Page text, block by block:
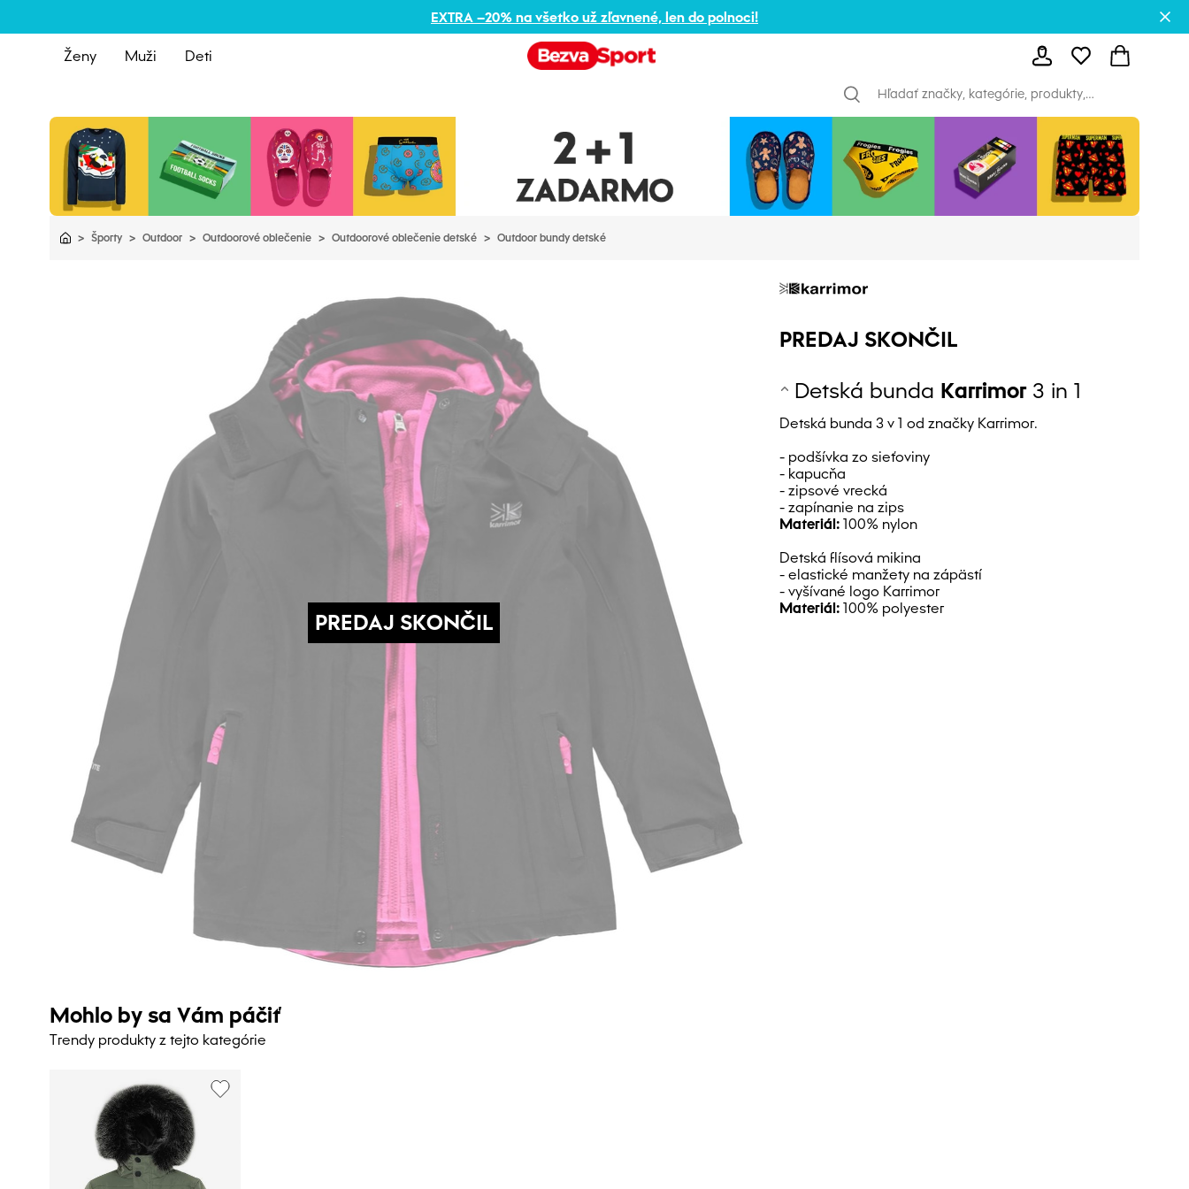
EXTRA –20% na všetko už zľavnené, len do polnoci!
Ženy Muži Deti
> Športy > Outdoor > Outdoorové oblečenie > Outdoorové oblečenie detské > Outdoor bundy detské
PREDAJ SKONČIL
PREDAJ SKONČIL
Detská bunda Karrimor3 in 1
Detská bunda 3 v 1 od značky Karrimor.
- podšívka zo sieťoviny
- kapucňa
- zipsové vrecká
- zapínanie na zips
Materiál:100% nylon
Detská flísová mikina
- elastické manžety na zápästí
- vyšívané logo Karrimor
Materiál:100% polyester
Mohlo by sa Vám páčiť
Trendy produkty z tejto kategórie